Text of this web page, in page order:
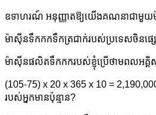
ឧទាហរណ៍ អនុញ្ញាតឱ្យយើងគណនាជាមួយម៉
ម៉ាស៊ីន​ទឹកកក​ទឹក​ត្រជាក់​របស់​ប្រទេស​ចិន​ផ្
ម៉ាស៊ីនផលិតទឹកកករបស់ខ្ញុំប្រើថាមពលអគ្
(105-75) x 20 x 365 x 10 =
របស់អ្នកមានប៉ុន្មាន?